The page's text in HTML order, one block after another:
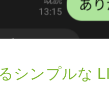
シンプルな